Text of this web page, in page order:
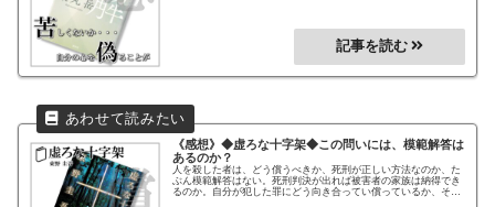
《感想》◆虚ろな十字架◆この問いには、模範解答は
あるのか？
人を殺した者は、どう償うべきか、死刑が正しい方法なのか、た
ぶん模範解答はない。死刑判決が出れば被害者の家族は納得でき
るのか。自分が犯した罪にどう向き合ってい償っているか、それ